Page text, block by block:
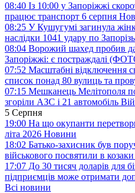
08:40 Із 10:00 у Запоріжжі
працює транспорт 6 серпня
08:25 У Кушугумі загинула
наслідки 1041 удару по
08:04 Ворожий шахед пробив
Запоріжжі: є постраждалі
07:52 Масштабні відключення
список понад 80 вулиць та
07:15 Мешканець Мелітополя
згоріли АЗС і 21 автомобіль
5 Серпня
19:00 На що окупанти
літа 2026 Новини
18:02 Батько-захисник був
військового посвятили в
17:07 До 30 тисяч доларів для
підприємців може отримати
Всі новини